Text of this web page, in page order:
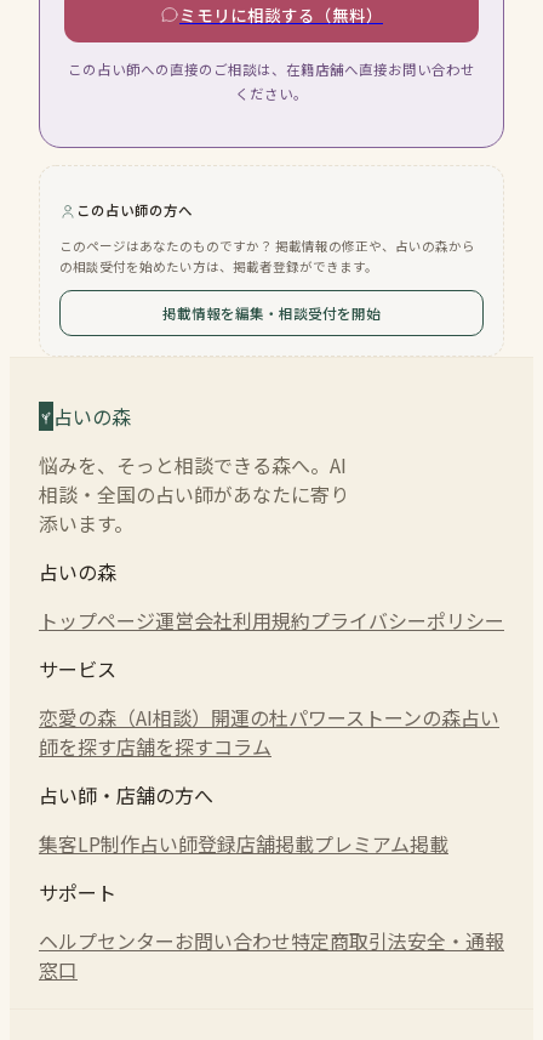
ミモリに相談する（無料）
この占い師への直接のご相談は、在籍店舗へ直接お問い合わせ
ください。
この占い師の方へ
このページはあなたのものですか？ 掲載情報の修正や、占いの森から
の相談受付を始めたい方は、掲載者登録ができます。
掲載情報を編集・相談受付を開始
占いの森
悩みを、そっと相談できる森へ。AI
相談・全国の占い師があなたに寄り
添います。
占いの森
トップページ運営会社利用規約プライバシーポリシー
サービス
恋愛の森（AI相談） 開運の杜パワーストーンの森占い
師を探す店舗を探すコラム
占い師・店舗の方へ
集客LP制作占い師登録店舗掲載プレミアム掲載
サポート
ヘルプセンターお問い合わせ特定商取引法安全・通報
窓口